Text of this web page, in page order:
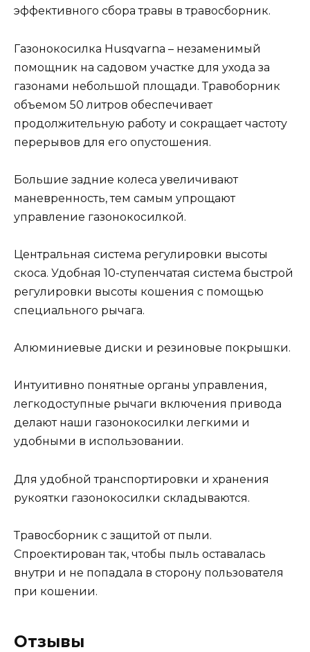
эффективного сбора травы в травосборник.
Газонокосилка Husqvarna – незаменимый
помощник на садовом участке для ухода за
газонами небольшой площади. Травоборник
объемом 50 литров обеспечивает
продолжительную работу и сокращает частоту
перерывов для его опустошения.
Большие задние колеса увеличивают
маневренность, тем самым упрощают
управление газонокосилкой.
Центральная система регулировки высоты
скоса. Удобная 10-ступенчатая система быстрой
регулировки высоты кошения с помощью
специального рычага.
Алюминиевые диски и резиновые покрышки.
Интуитивно понятные органы управления,
легкодоступные рычаги включения привода
делают наши газонокосилки легкими и
удобными в использовании.
Для удобной транспортировки и хранения
рукоятки газонокосилки складываются.
Травосборник с защитой от пыли.
Спроектирован так, чтобы пыль оставалась
внутри и не попадала в сторону пользователя
при кошении.
Отзывы